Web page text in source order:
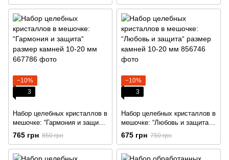
−10%
3
Набор целебных кристаллов в
мешочке: “Гармония и защита“
размер камней 10-20 мм
765 грн 850 грн
−10%
3
Набор целебных кристаллов в
мешочке: “Любовь и защита“
размер камней 10-20 мм
675 грн 750 грн